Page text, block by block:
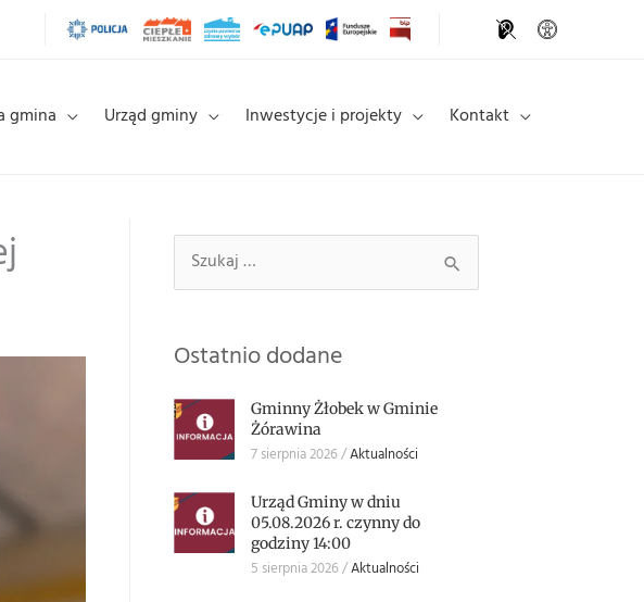
gmina Urząd gminy Inwestycje i projekty Kontakt
Szukaj:
Ostatnio dodane
Gminny Żłobek w Gminie
Żórawina
7 sierpnia 2026 Aktualności
Urząd Gminy w dniu
05.08.2026 r. czynny do
godziny 14:00
5 sierpnia 2026 Aktualności